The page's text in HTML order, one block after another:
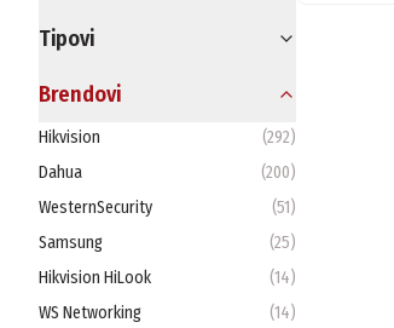
Zaposlenje
Lokacije
Newsletter
Tipovi
Brendovi
Hikvision (292)
Dahua
(200)
WesternSecurity
(51)
Samsung
(25)
Hikvision HiLook
(14)
WS Networking
(14)